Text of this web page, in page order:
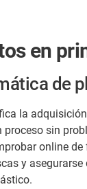
en
de
la
sin
online
y